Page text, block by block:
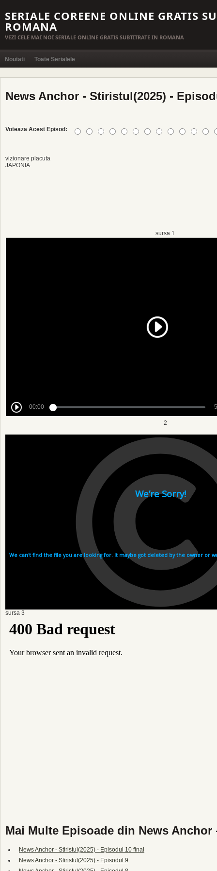
SERIALE COREENE ONLINE GRATIS
ROMANA
VEZI CELE MAI NOI SERIALE ONLINE GRATIS SUBTITRATE IN ROMANA
Noutati Toate Serialele
News Anchor - Stiristul(2025) -
Voteaza Acest Episod:
vizionare placuta
JAPONIA
sursa 1
2
sursa 3
Mai Multe Episoade din News Anchor
News Anchor - Stiristul(2025) - Episodul 10 final
News Anchor - Stiristul(2025) - Episodul 9